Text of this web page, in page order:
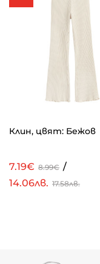
Клин, цвят: Бежов
7.19€ 8.99€ /
14.06лв. 17.58лв.